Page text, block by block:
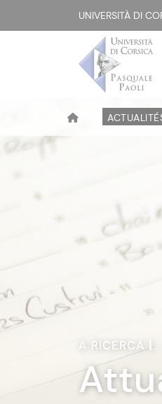
UNIVERSITÀ DI
A RICERCA|